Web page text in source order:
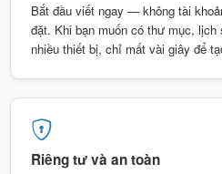
Bắt đầu viết ngay — không tài
đặt. Khi bạn muốn có thư mục,
nhiều thiết bị, chỉ mất vài giây để
Riêng tư và an toàn